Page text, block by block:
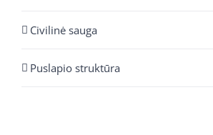
Civilinė sauga
Puslapio struktūra